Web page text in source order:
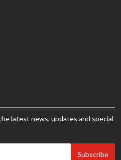
latest news, updates and special
Subscribe